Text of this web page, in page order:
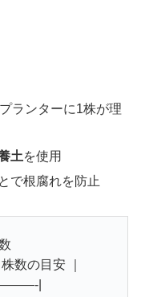
ランターに1株が理
土を使用
で根腐れを防止
数の目安 ｜
|